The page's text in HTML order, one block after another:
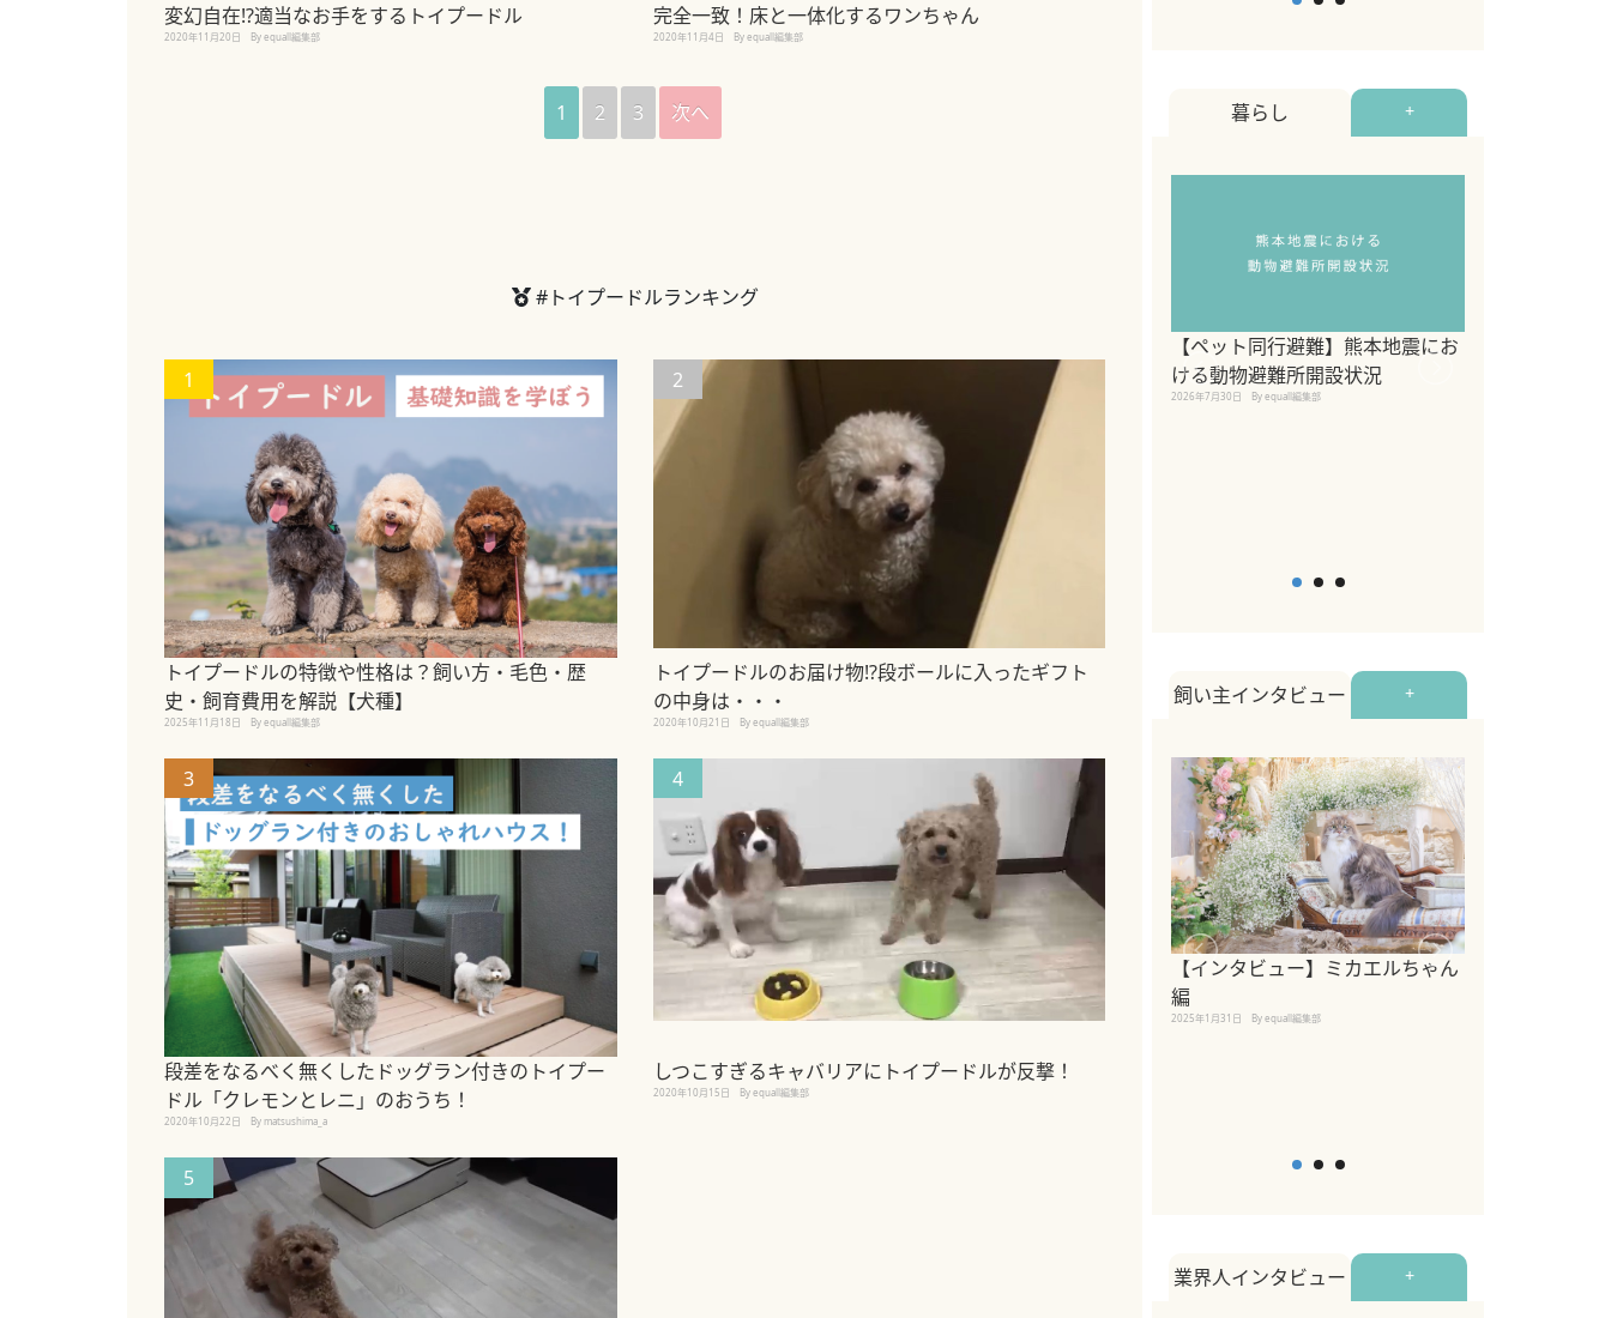
変幻自在!?適当なお手をするトイプードル
2020年11月20日 By equall編集部
完全一致！床と一体化するワンちゃん
2020年11月4日 By equall編集部
1 2 3 次へ
#トイプードルランキング
1
トイプードルの特徴や性格は？飼い方・毛色・歴
史・飼育費用を解説【犬種】
2025年11月18日 By equall編集部
2
トイプードルのお届け物!?段ボールに入ったギフト
の中身は・・・
2020年10月21日 By equall編集部
3
段差をなるべく無くしたドッグラン付きのトイプー
ドル「クレモンとレニ」のおうち！
2020年10月22日 By matsushima_a
4
しつこすぎるキャバリアにトイプードルが反撃！
2020年10月15日 By equall編集部
5
暮らし +
【ペット同行避難】熊本地震にお
ける動物避難所開設状況
2026年7月30日 By equall編集部
飼い主インタビュー +
【インタビュー】ミカエルちゃん
編
2025年1月31日 By equall編集部
業界人インタビュー +